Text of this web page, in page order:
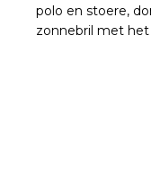
polo en stoere,
zonnebril met